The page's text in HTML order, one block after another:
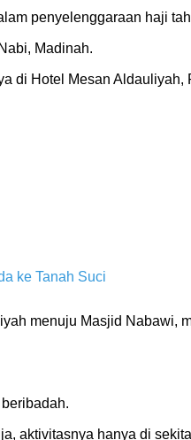
penyelenggaraan haji
Madinah.
di Hotel Mesan Aldauliyah,
ke Tanah Suci
menuju Masjid Nabawi,
aktivitasnya hanya di